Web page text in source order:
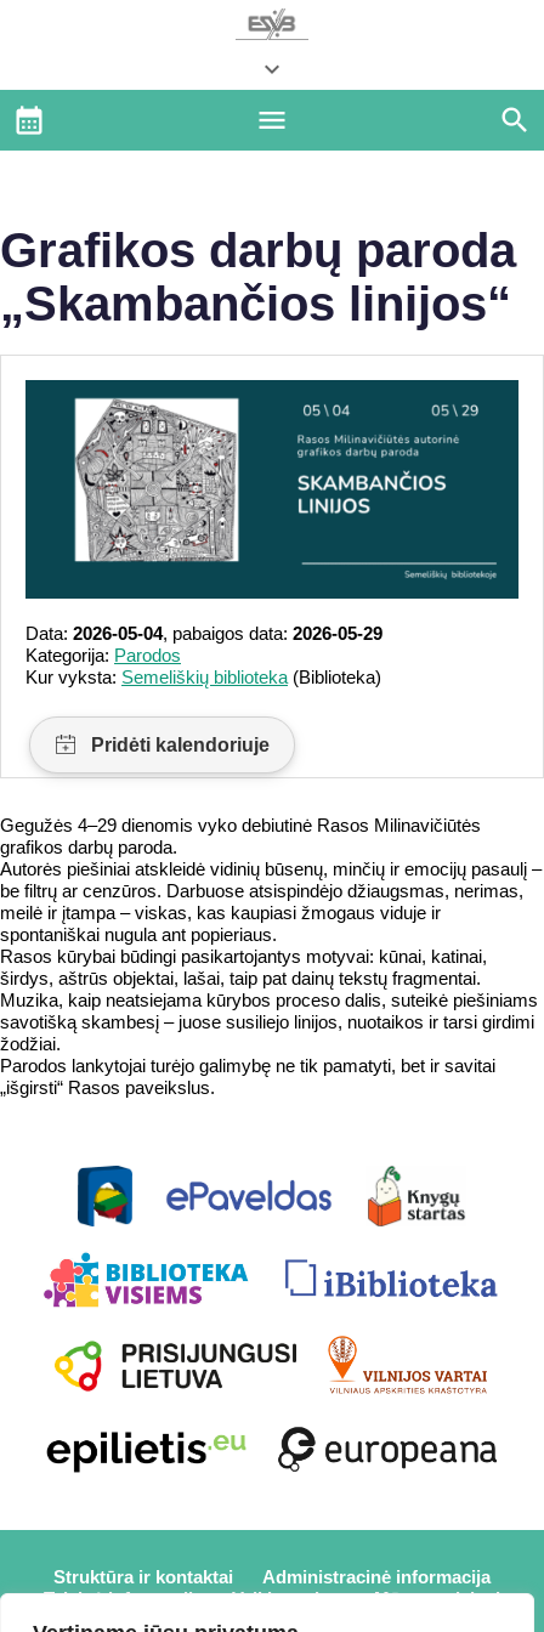
Grafikos darbų paroda
„Skambančios linijos“
Data: 2026-05-04, pabaigos data: 2026-05-29
Kategorija: Parodos
Kur vyksta: Semeliškių biblioteka (Biblioteka)
Gegužės 4–29 dienomis vyko debiutinė Rasos Milinavičiūtės
grafikos darbų paroda.
Autorės piešiniai atskleidė vidinių būsenų, minčių ir emocijų pasaulį –
be filtrų ar cenzūros. Darbuose atsispindėjo džiaugsmas, nerimas,
meilė ir įtampa – viskas, kas kaupiasi žmogaus viduje ir
spontaniškai nugula ant popieriaus.
Rasos kūrybai būdingi pasikartojantys motyvai: kūnai, katinai,
širdys, aštrūs objektai, lašai, taip pat dainų tekstų fragmentai.
Muzika, kaip neatsiejama kūrybos proceso dalis, suteikė piešiniams
savotišką skambesį – juose susiliejo linijos, nuotaikos ir tarsi girdimi
žodžiai.
Parodos lankytojai turėjo galimybę ne tik pamatyti, bet ir savitai
„išgirsti“ Rasos paveikslus.
Struktūra ir kontaktai
Administracinė informacija
Teisinė informacija
Veiklos sritys
Mūsų projektai
Karjera
Partneriai